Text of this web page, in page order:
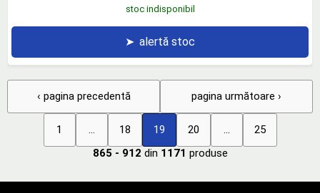
stoc indisponibil
➤ alertă stoc
‹ pagina precedentă
1 18 19 20 25
pagina următoare ›
865 - 912 din 1171 produse